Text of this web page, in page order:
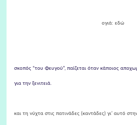
ογιά: εδώ
σκοπός “του Φευγού”, παίζεται όταν κάποιος
για την ξενιτειά.
Παίζεται
και τη νύχτα στις πατινάδες (καντάδες) γι’ αυτό